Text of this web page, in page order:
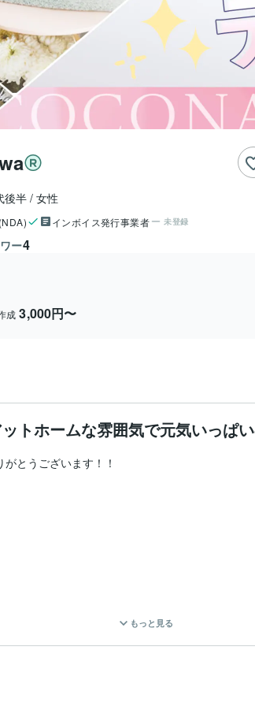
後半 女性
インボイス発行事業者 未登録
ー4
成 3,000円〜
トホームな雰囲気で元気いっぱ
とうございます！！
もっと見る